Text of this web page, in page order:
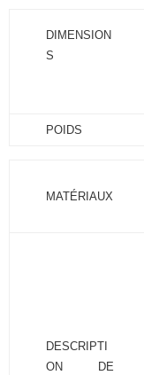
DIMENSION
S
POIDS
MATÉRIAUX
DESCRIPTI
ON DE